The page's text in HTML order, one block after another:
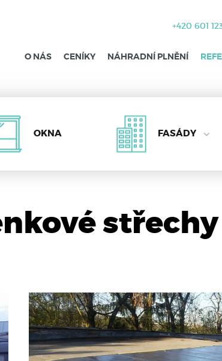
+420 601
O NÁS CENÍKY NÁHRADNÍ PLNĚNÍ
OKNA FASÁDY
střechy